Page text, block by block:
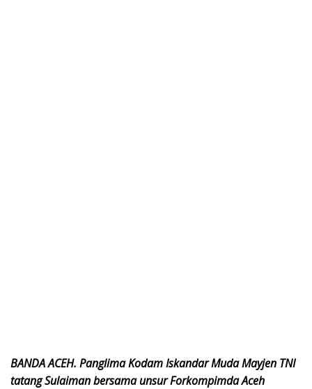
BANDA ACEH. Panglima Kodam Iskandar Muda Mayjen TNI
tatang Sulaiman bersama unsur Forkompimda Aceh